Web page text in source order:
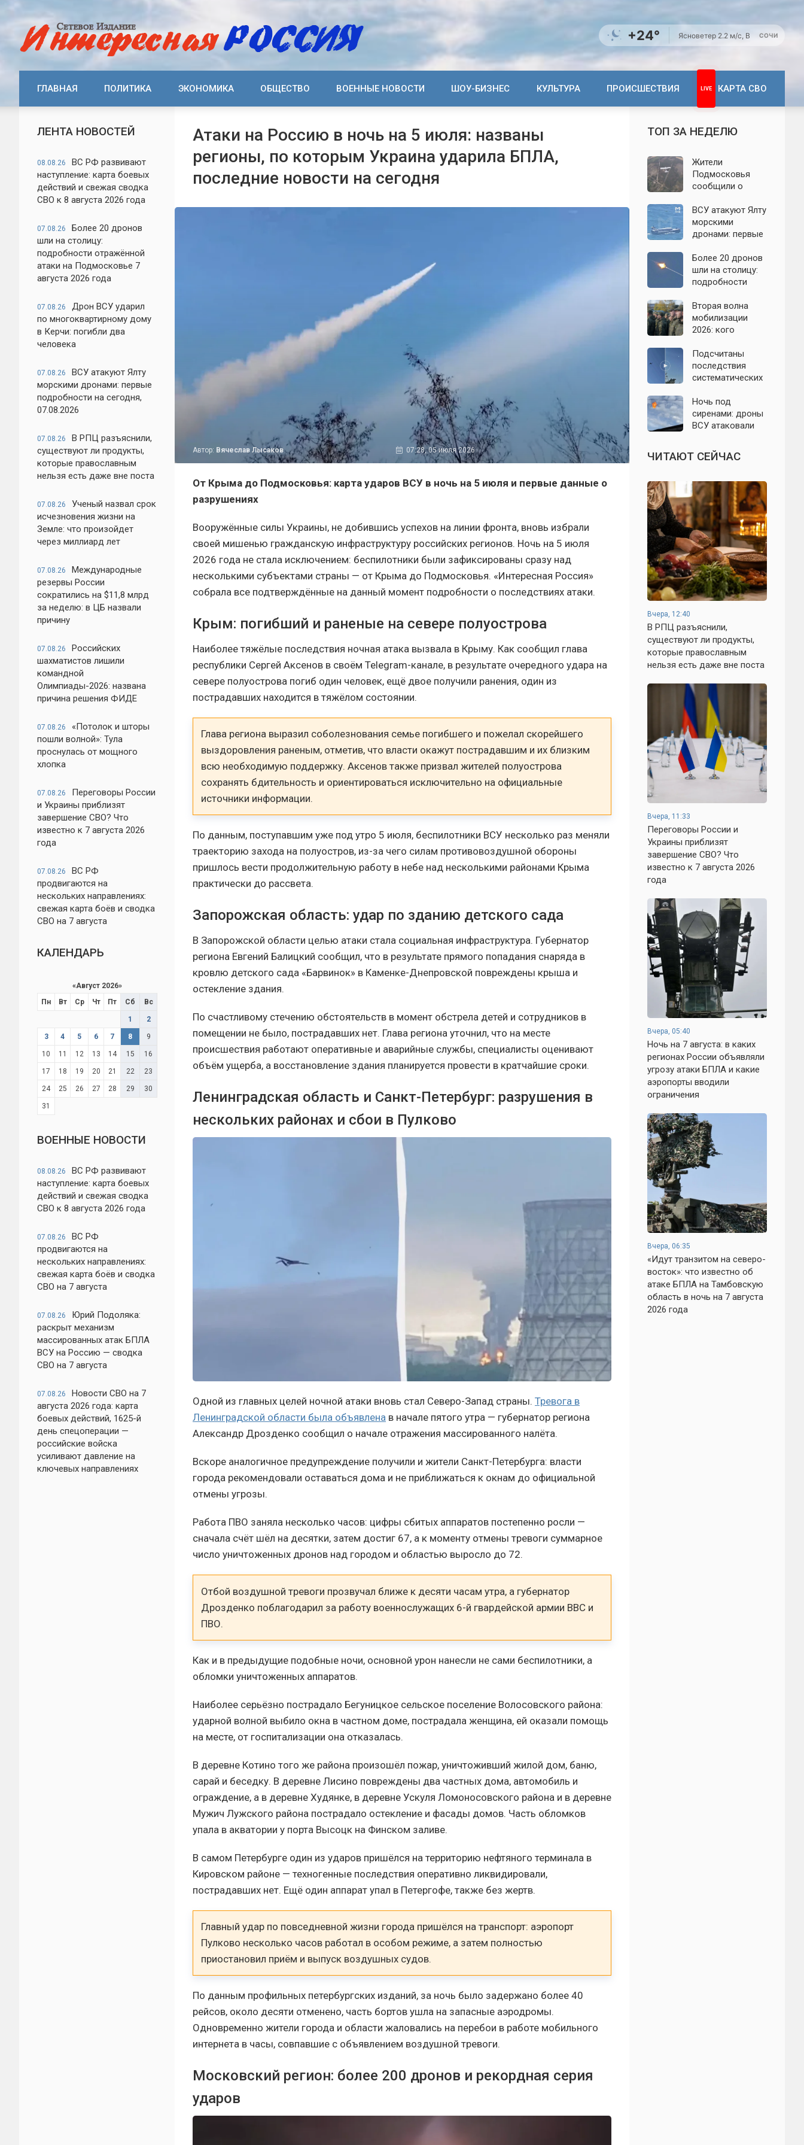
+24° Ясноветер 2.2 м/с, В СОЧИ
ГЛАВНАЯ ПОЛИТИКА ЭКОНОМИКА ОБЩЕСТВО ВОЕННЫЕ НОВОСТИ ШОУ-БИЗНЕС КУЛЬТУРА ПРОИСШЕСТВИЯ КАРТА СВО
ЛЕНТА НОВОСТЕЙ
08.08.26
ВС РФ развивают
наступление: карта боевых
действий и свежая сводка
СВО к 8 августа 2026 года
07.08.26
Более 20 дронов
шли на столицу:
подробности отражённой
атаки на Подмосковье 7
августа 2026 года
07.08.26
Дрон ВСУ ударил
по многоквартирному дому
в Керчи: погибли два
человека
07.08.26
ВСУ атакуют Ялту
морскими дронами: первые
подробности на сегодня,
07.08.2026
07.08.26
В РПЦ разъяснили,
существуют ли продукты,
которые православным
нельзя есть даже вне поста
07.08.26
Ученый назвал срок
исчезновения жизни на
Земле: что произойдет
через миллиард лет
07.08.26
Международные
резервы России
сократились на $11,8 млрд
за неделю: в ЦБ назвали
причину
07.08.26
Российских
шахматистов лишили
командной
Олимпиады-2026: названа
причина решения ФИДЕ
07.08.26
«Потолок и шторы
пошли волной»: Тула
проснулась от мощного
хлопка
07.08.26
Переговоры России
и Украины приблизят
завершение СВО? Что
известно к 7 августа 2026
года
07.08.26
ВС РФ
продвигаются на
нескольких направлениях:
свежая карта боёв и сводка
СВО на 7 августа
КАЛЕНДАРЬ
«Август 2026»
Пн
Вт Ср Чт Пт Сб Вс
1 2
3 4 5 6 7 8 9
10 11 12 13 14 15 16
17 18 19 20 21 22 23
24 25 26 27 28 29 30
31
ВОЕННЫЕ НОВОСТИ
08.08.26
ВС РФ развивают
наступление: карта боевых
действий и свежая сводка
СВО к 8 августа 2026 года
07.08.26
ВС РФ
продвигаются на
нескольких направлениях:
свежая карта боёв и сводка
СВО на 7 августа
07.08.26
Юрий Подоляка:
раскрыт механизм
массированных атак БПЛА
ВСУ на Россию — сводка
СВО на 7 августа
07.08.26
Новости СВО на 7
августа 2026 года: карта
боевых действий, 1625-й
день спецоперации —
российские войска
усиливают давление на
ключевых направлениях
Атаки на Россию в ночь на 5 июля: названы
регионы, по которым Украина ударила БПЛА,
последние новости на сегодня
Автор: Вячеслав Лысаков 07:28, 05 июля 2026
От Крыма до Подмосковья: карта ударов ВСУ в ночь на 5 июля и первые данные о
разрушениях
Вооружённые силы Украины, не добившись успехов на линии фронта, вновь избрали
своей мишенью гражданскую инфраструктуру российских регионов. Ночь на 5 июля
2026 года не стала исключением: беспилотники были зафиксированы сразу над
несколькими субъектами страны — от Крыма до Подмосковья. «Интересная Россия»
собрала все подтверждённые на данный момент подробности о последствиях атаки.
Крым: погибший и раненые на севере полуострова
Наиболее тяжёлые последствия ночная атака вызвала в Крыму. Как сообщил глава
республики Сергей Аксенов в своём Telegram-канале, в результате очередного удара на
севере полуострова погиб один человек, ещё двое получили ранения, один из
пострадавших находится в тяжёлом состоянии.
Глава региона выразил соболезнования семье погибшего и пожелал скорейшего
выздоровления раненым, отметив, что власти окажут пострадавшим и их близким
всю необходимую поддержку. Аксенов также призвал жителей полуострова
сохранять бдительность и ориентироваться исключительно на официальные
источники информации.
По данным, поступавшим уже под утро 5 июля, беспилотники ВСУ несколько раз меняли
траекторию захода на полуостров, из-за чего силам противовоздушной обороны
пришлось вести продолжительную работу в небе над несколькими районами Крыма
практически до рассвета.
Запорожская область: удар по зданию детского сада
В Запорожской области целью атаки стала социальная инфраструктура. Губернатор
региона Евгений Балицкий сообщил, что в результате прямого попадания снаряда в
кровлю детского сада «Барвинок» в Каменке-Днепровской повреждены крыша и
остекление здания.
По счастливому стечению обстоятельств в момент обстрела детей и сотрудников в
помещении не было, пострадавших нет. Глава региона уточнил, что на месте
происшествия работают оперативные и аварийные службы, специалисты оценивают
объём ущерба, а восстановление здания планируется провести в кратчайшие сроки.
Ленинградская область и Санкт-Петербург: разрушения в
нескольких районах и сбои в Пулково
Одной из главных целей ночной атаки вновь стал Северо-Запад страны. Тревога в
Ленинградской области была объявлена в начале пятого утра — губернатор региона
Александр Дрозденко сообщил о начале отражения массированного налёта.
Вскоре аналогичное предупреждение получили и жители Санкт-Петербурга: власти
города рекомендовали оставаться дома и не приближаться к окнам до официальной
отмены угрозы.
Работа ПВО заняла несколько часов: цифры сбитых аппаратов постепенно росли —
сначала счёт шёл на десятки, затем достиг 67, а к моменту отмены тревоги суммарное
число уничтоженных дронов над городом и областью выросло до 72.
Отбой воздушной тревоги прозвучал ближе к десяти часам утра, а губернатор
Дрозденко поблагодарил за работу военнослужащих 6-й гвардейской армии ВВС и
ПВО.
Как и в предыдущие подобные ночи, основной урон нанесли не сами беспилотники, а
обломки уничтоженных аппаратов.
Наиболее серьёзно пострадало Бегуницкое сельское поселение Волосовского района:
ударной волной выбило окна в частном доме, пострадала женщина, ей оказали помощь
на месте, от госпитализации она отказалась.
В деревне Котино того же района произошёл пожар, уничтоживший жилой дом, баню,
сарай и беседку. В деревне Лисино повреждены два частных дома, автомобиль и
ограждение, а в деревне Худянке, в деревне Ускуля Ломоносовского района и в деревне
Мужич Лужского района пострадало остекление и фасады домов. Часть обломков
упала в акватории у порта Высоцк на Финском заливе.
В самом Петербурге один из ударов пришёлся на территорию нефтяного терминала в
Кировском районе — техногенные последствия оперативно ликвидировали,
пострадавших нет. Ещё один аппарат упал в Петергофе, также без жертв.
Главный удар по повседневной жизни города пришёлся на транспорт: аэропорт
Пулково несколько часов работал в особом режиме, а затем полностью
приостановил приём и выпуск воздушных судов.
По данным профильных петербургских изданий, за ночь было задержано более 40
рейсов, около десяти отменено, часть бортов ушла на запасные аэродромы.
Одновременно жители города и области жаловались на перебои в работе мобильного
интернета в часы, совпавшие с объявлением воздушной тревоги.
Московский регион: более 200 дронов и рекордная серия
ударов
ТОП ЗА НЕДЕЛЮ
Жители
Подмосковья
сообщили о
обнародованы
подробности о
налёте
августа
ВСУ атакуют Ялту
морскими
дронами: первые
сегодня,
07.08.2026
Более 20 дронов
шли на столицу:
подробности
атаки на
Подмосковье 7
августа 2026 года
Вторая волна
мобилизации
2026: кого
ли реальные
признаки
Подсчитаны
последствия
систематических
Ленинградскую
область: что
известно к 7
Ночь под
сиренами: дроны
ВСУ атаковали
Евпаторию и
район Сакской
ЧИТАЮТ СЕЙЧАС
Вчера, 12:40
В РПЦ разъяснили,
существуют ли продукты,
которые православным
нельзя есть даже вне поста
Вчера, 11:33
Переговоры России и
Украины приблизят
завершение СВО? Что
известно к 7 августа 2026
года
Вчера, 05:40
Ночь на 7 августа: в каких
регионах России объявляли
угрозу атаки БПЛА и какие
аэропорты вводили
ограничения
Вчера, 06:35
«Идут транзитом на северо-
восток»: что известно об
атаке БПЛА на Тамбовскую
область в ночь на 7 августа
2026 года